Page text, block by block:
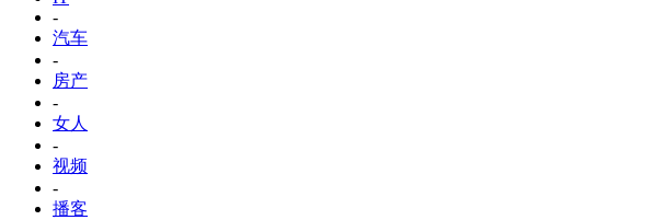
-
汽车
-
房产
-
女人
-
视频
-
播客